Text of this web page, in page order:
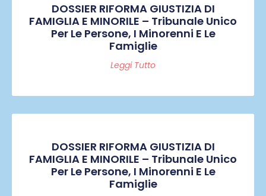
DOSSIER RIFORMA GIUSTIZIA DI
FAMIGLIA E MINORILE – Tribunale Unico
Per Le Persone, I Minorenni E Le
Famiglie
Leggi Tutto
DOSSIER RIFORMA GIUSTIZIA DI
FAMIGLIA E MINORILE – Tribunale Unico
Per Le Persone, I Minorenni E Le
Famiglie